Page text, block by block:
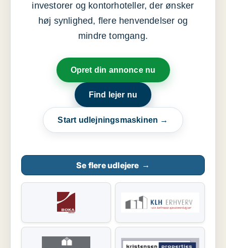
investorer og kontorhoteller, der ønsker
høj synlighed, flere henvendelser og
mindre tomgang.
Opret din annonce nu
Find lejer nu
Start udlejningsmaskinen →
Se flere udlejere →